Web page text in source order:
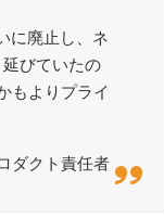
に廃止し、ネ
びていたの
もよりプライ
ダクト責任者